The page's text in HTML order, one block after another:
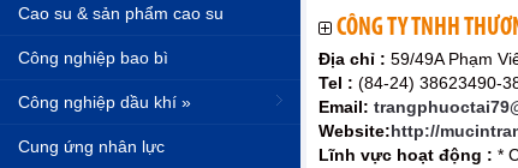
Cao su & sản phẩm cao su
Công nghiệp bao bì
Công nghiệp dầu khí »
Cung ứng nhân lực
CÔNG TY TNHH
Địa chỉ : 59/49A Phạm
Tel : (84-24) 38623490-
Email:
Website:http://
Lĩnh vực hoạt động : *